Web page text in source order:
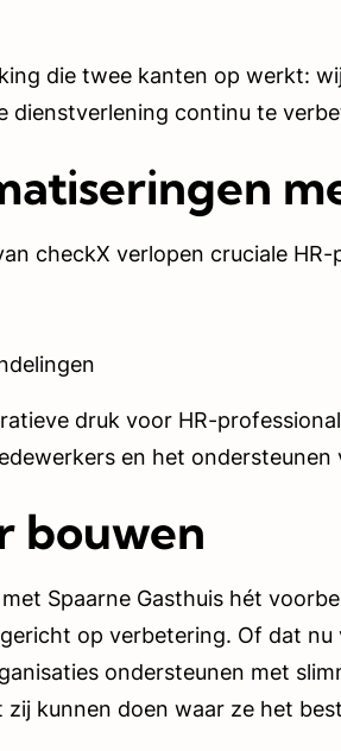
die twee kanten op werkt:
dienstverlening continu te
checkX verlopen cruciale HR-
druk voor HR-
en het ondersteunen
bouwen
Spaarne Gasthuis hét
op verbetering. Of dat
ondersteunen met
kunnen doen waar ze het